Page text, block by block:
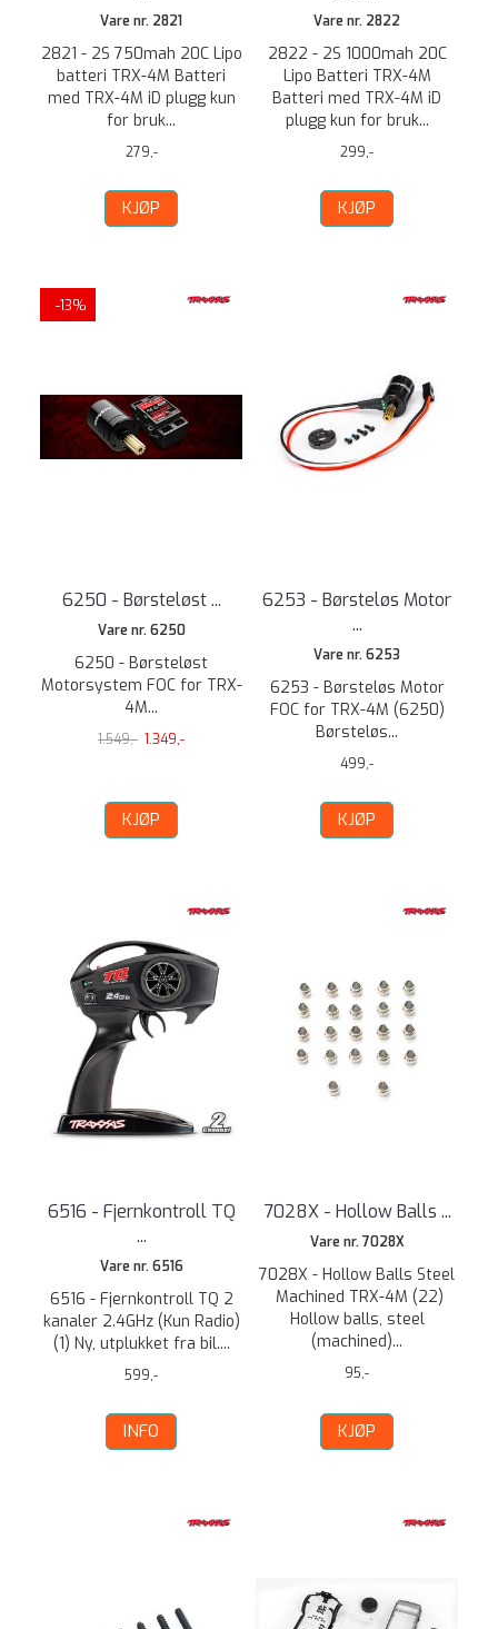
Vare nr. 2821
2821 - 2S 750mah 20C Lipo
batteri TRX-4M Batteri
med TRX-4M iD plugg kun
for bruk...
279,-
KJØP
Vare nr. 2822
2822 - 2S 1000mah 20C
Lipo Batteri TRX-4M
Batteri med TRX-4M iD
plugg kun for bruk...
299,-
KJØP
-13%
6250 - Børsteløst ...
Vare nr. 6250
6250 - Børsteløst
Motorsystem FOC for TRX-
4M...
1.549,- 1.349,-
KJØP
6253 - Børsteløs Motor
...
Vare nr. 6253
6253 - Børsteløs Motor
FOC for TRX-4M (6250)
Børsteløs...
499,-
KJØP
6516 - Fjernkontroll TQ
...
Vare nr. 6516
6516 - Fjernkontroll TQ 2
kanaler 2.4GHz (Kun Radio)
(1) Ny, utplukket fra bil....
599,-
INFO
7028X - Hollow Balls ...
Vare nr. 7028X
7028X - Hollow Balls Steel
Machined TRX-4M (22)
Hollow balls, steel
(machined)...
95,-
KJØP